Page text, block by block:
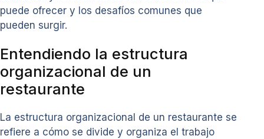
puede ofrecer y los desafíos comunes que
pueden surgir.
Entendiendo la estructura
organizacional de un
restaurante
La estructura organizacional de un restaurante se
refiere a cómo se divide y organiza el trabajo